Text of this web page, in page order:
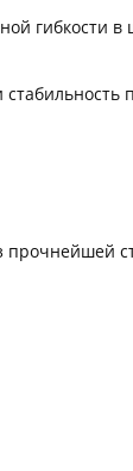
гибкости